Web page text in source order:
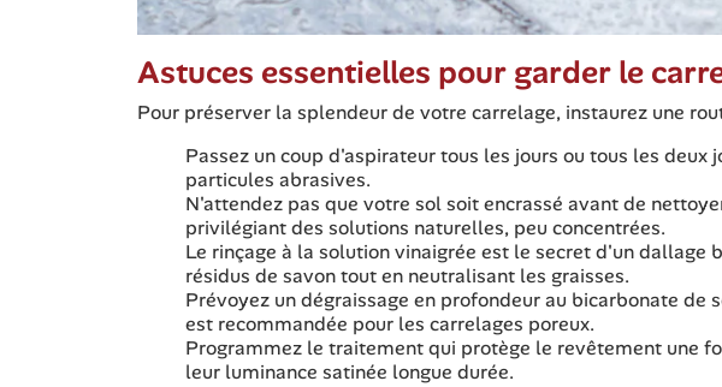
Astuces essentielles pour garder le
Pour préserver la splendeur de votre carrelage, instaurez une
Passez un coup d'aspirateur tous les jours ou tous les
particules abrasives.
N'attendez pas que votre sol soit encrassé avant de
privilégiant des solutions naturelles, peu concentrées.
Le rinçage à la solution vinaigrée est le secret d'un
résidus de savon tout en neutralisant les graisses.
Prévoyez un dégraissage en profondeur au bicarbonate de
est recommandée pour les carrelages poreux.
Programmez le traitement qui protège le revêtement une
leur luminance satinée longue durée.